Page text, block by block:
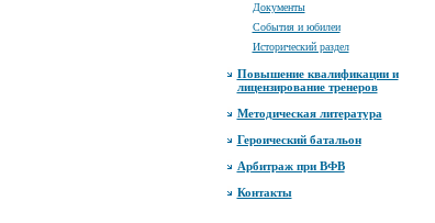
Документы
События и юбилеи
Исторический раздел
Повышение квалификации и
лицензирование тренеров
Методическая литература
Героический батальон
Арбитраж при ВФВ
Контакты